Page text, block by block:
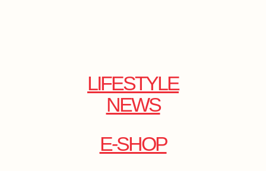
LIFESTYLE
NEWS
E-SHOP